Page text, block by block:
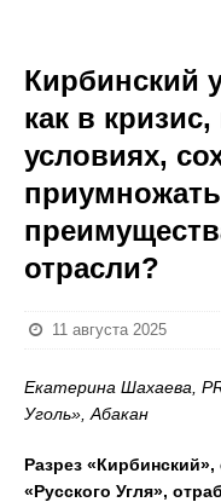
Кирбинский
как в
условиях,
отрасли?
11 августа 2025
Екатерина Шахаева,
Уголь», Абакан
Разрез
«Русского Угля»,